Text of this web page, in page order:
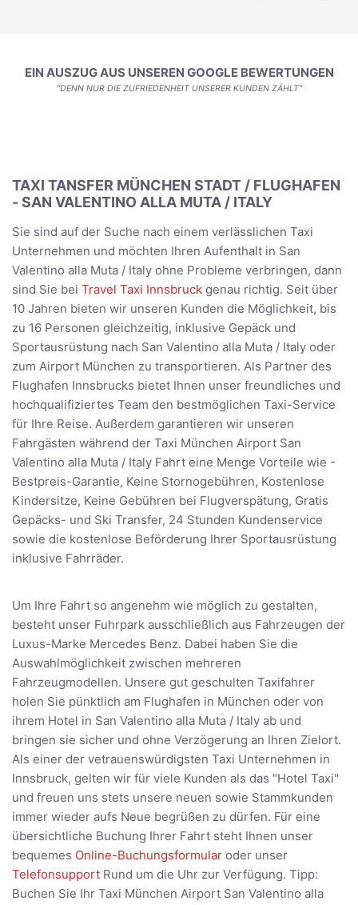
EIN AUSZUG AUS UNSEREN GOOGLE BEWERTUNGEN
"DENN NUR DIE ZUFRIEDENHEIT UNSERER KUNDEN ZÄHLT"
TAXI TANSFER MÜNCHEN STADT / FLUGHAFEN
- SAN VALENTINO ALLA MUTA / ITALY
Sie sind auf der Suche nach einem verlässlichen Taxi
Unternehmen und möchten Ihren Aufenthalt in San
Valentino alla Muta / Italy ohne Probleme verbringen, dann
sind Sie bei Travel Taxi Innsbruck genau richtig. Seit über
10 Jahren bieten wir unseren Kunden die Möglichkeit, bis
zu 16 Personen gleichzeitig, inklusive Gepäck und
Sportausrüstung nach San Valentino alla Muta / Italy oder
zum Airport München zu transportieren. Als Partner des
Flughafen Innsbrucks bietet Ihnen unser freundliches und
hochqualifiziertes Team den bestmöglichen Taxi-Service
für Ihre Reise. Außerdem garantieren wir unseren
Fahrgästen während der Taxi München Airport San
Valentino alla Muta / Italy Fahrt eine Menge Vorteile wie -
Bestpreis-Garantie, Keine Stornogebühren, Kostenlose
Kindersitze, Keine Gebühren bei Flugverspätung, Gratis
Gepäcks- und Ski Transfer, 24 Stunden Kundenservice
sowie die kostenlose Beförderung Ihrer Sportausrüstung
inklusive Fahrräder.
Um Ihre Fahrt so angenehm wie möglich zu gestalten,
besteht unser Fuhrpark ausschließlich aus Fahrzeugen der
Luxus-Marke Mercedes Benz. Dabei haben Sie die
Auswahlmöglichkeit zwischen mehreren
Fahrzeugmodellen. Unsere gut geschulten Taxifahrer
holen Sie pünktlich am Flughafen in München oder von
ihrem Hotel in San Valentino alla Muta / Italy ab und
bringen sie sicher und ohne Verzögerung an Ihren Zielort.
Als einer der vetrauenswürdigsten Taxi Unternehmen in
Innsbruck, gelten wir für viele Kunden als das "Hotel Taxi"
und freuen uns stets unsere neuen sowie Stammkunden
immer wieder aufs Neue begrüßen zu dürfen. Für eine
übersichtliche Buchung Ihrer Fahrt steht Ihnen unser
bequemes Online-Buchungsformular oder unser
Telefonsupport Rund um die Uhr zur Verfügung. Tipp:
Buchen Sie Ihr Taxi München Airport San Valentino alla